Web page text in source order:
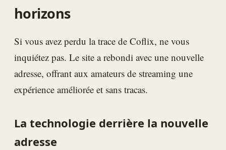
horizons
Si vous avez perdu la trace de Coflix, ne vous
inquiétez pas. Le site a rebondi avec une nouvelle
adresse, offrant aux amateurs de streaming une
expérience améliorée et sans tracas.
La technologie derrière la nouvelle
adresse